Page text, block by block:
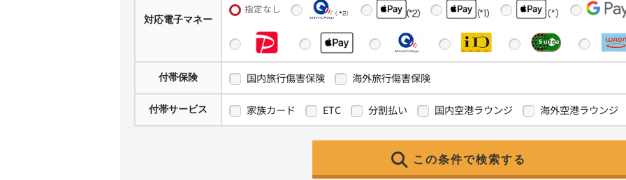
対応電子マネー
指定なし
付帯保険 国内旅行傷害保険 海外旅行傷害保険
付帯サービス 家族カード ETC 分割払い 国内空港ラウンジ 海外空港ラウンジ
この条件で検索する